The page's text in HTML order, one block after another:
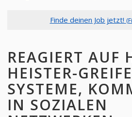
Finde deinen Job jetzt!
REAGIERT AUF
HEISTER-
SYSTEME,
IN SOZIALEN